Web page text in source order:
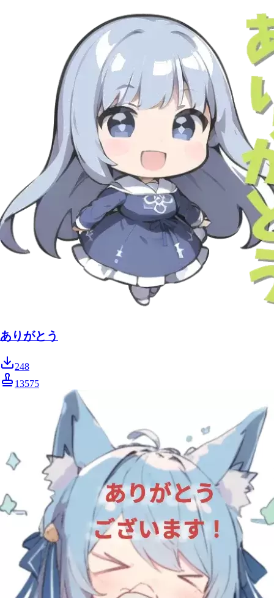
ありがとう
248
13575